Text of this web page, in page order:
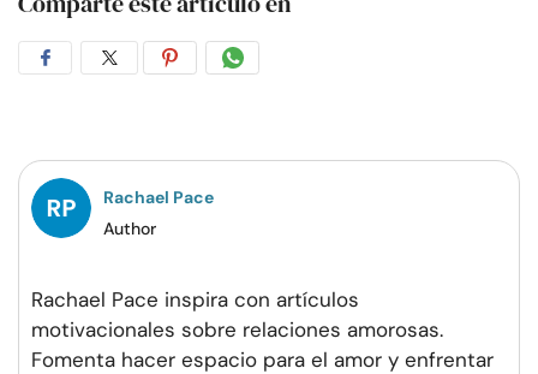
CompartirCompartirCompartirCompartir
Rachael Pace
Author
Rachael Pace inspira con artículos
motivacionales sobre relaciones amorosas.
Fomenta hacer espacio para el amor y enfrentar